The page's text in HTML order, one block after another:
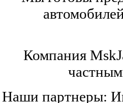
Компания
Наши партнеры: